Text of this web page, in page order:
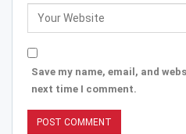
Save my name, email, and
next time I comment.